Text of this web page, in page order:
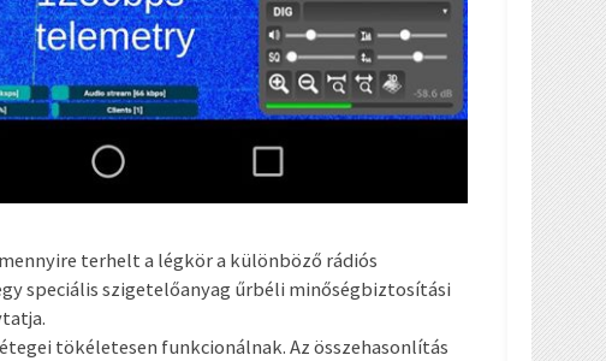
terhelt a légkör a különböző rádiós
speciális szigetelőanyag űrbéli minőségbiztosítási
tökéletesen funkcionálnak. Az összehasonlítás